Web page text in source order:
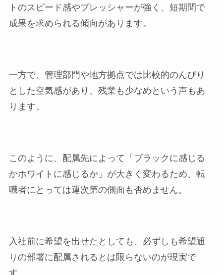
トのスピード感やプレッシャーが強く、短期間で
成果を求められる傾向があります。
一方で、管理部門や地方拠点では比較的のんびり
とした空気感があり、残業も少なめという声もあ
ります。
このように、配属先によって「ブラックに感じる
かホワイトに感じるか」が大きく変わるため、転
職者にとっては運次第の側面も否めません。
入社前に希望を出せたとしても、必ずしも希望通
りの部署に配属されるとは限らないのが現実で
す。